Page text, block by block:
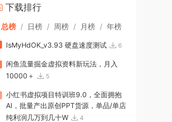
下载排行
总榜 / 日榜 / 周榜 / 月榜 / 年榜
IsMyHdOK_v3.93 硬盘速度测试 6
闲鱼流量掘金虚拟资料新玩法，月入
10000＋
5
小红书虚拟项目特训班9.0，全面拥抱
AI，批量产出原创PPT货源，单品/单店
纯利润几万到几十W
4